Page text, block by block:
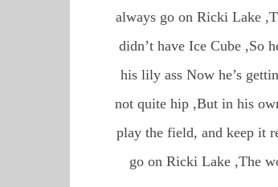
always go on Ricki Lake
didn’t have Ice Cube ,So
his lily ass Now he’s
not quite hip ,But in his
play the field, and keep it
go on Ricki Lake ,The